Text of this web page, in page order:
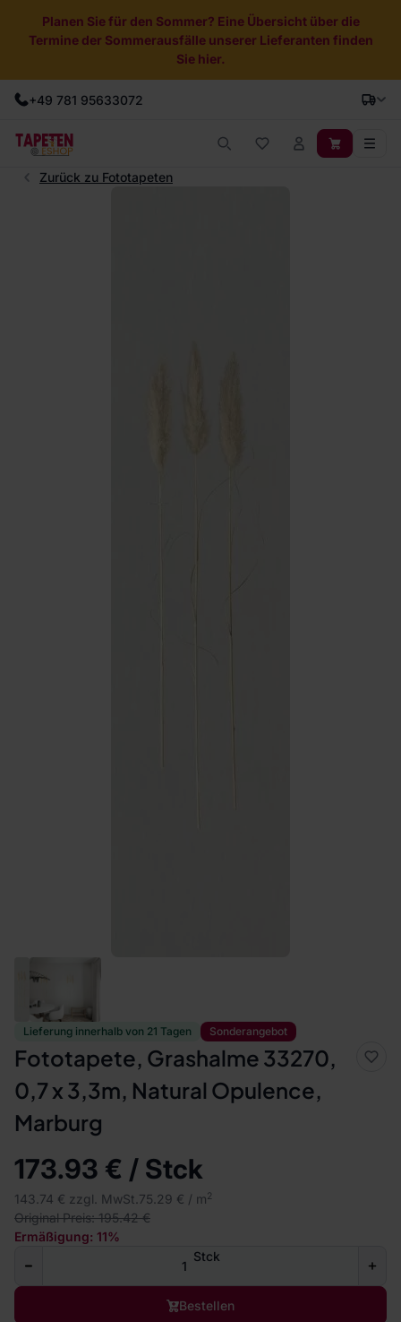
Planen Sie für den Sommer? Eine Übersicht über die
Termine der Sommerausfälle unserer Lieferanten finden
Sie hier.
+49 781 95633072
Zurück zu Fototapeten
Lieferung innerhalb von 21 Tagen Sonderangebot
Fototapete, Grashalme 33270,
0,7 x 3,3m, Natural Opulence,
Marburg
173.93 € / Stck
143.74 € zzgl. MwSt. 75.29 € / m2
Original Preis: 195.42 €
Ermäßigung: 11%
Stck
Bestellen